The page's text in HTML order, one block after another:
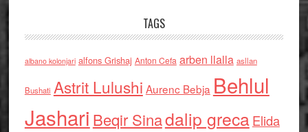
TAGS
albano kolonjari alfons Grishaj Anton Cefa arben llalla asllan
Bushati Astrit Lulushi Aurenc Bebja Behlul
Jashari Beqir Sinadalip grecaElida